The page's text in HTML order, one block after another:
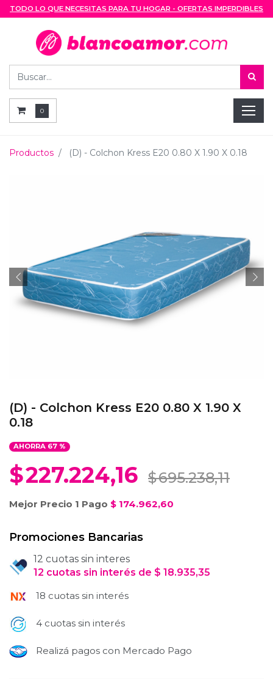
TODO LO QUE NECESITAS PARA TU HOGAR - OFERTAS IMPERDIBLES
0
Productos (D) - Colchon Kress E20 0.80 X 1.90 X 0.18
(D) - Colchon Kress E20 0.80 X 1.90 X
0.18
AHORRA 67%
$227.224,16 $695.238,11
Mejor Precio 1 Pago $ 174.962,60
Promociones Bancarias
12 cuotas sin interes
12 cuotas sin interés de $ 18.935,35
18 cuotas sin interés
4 cuotas sin interés
Realizá pagos con Mercado Pago